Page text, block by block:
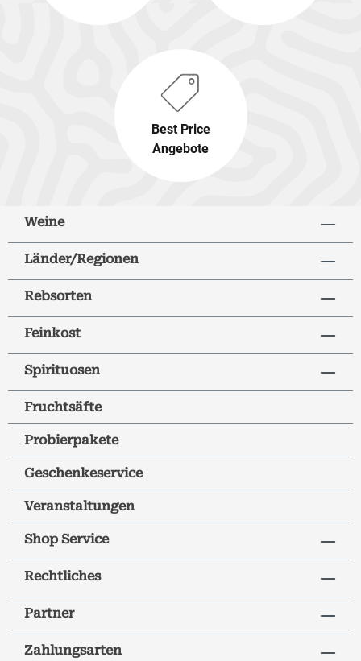
Best Price
Angebote
Weine
Länder/Regionen
Rebsorten
Feinkost
Spirituosen
Fruchtsäfte
Probierpakete
Geschenkeservice
Veranstaltungen
Shop Service
Rechtliches
Partner
Zahlungsarten